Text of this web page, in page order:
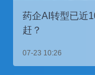
药企AI转型已近
赶？
07-23 10:26